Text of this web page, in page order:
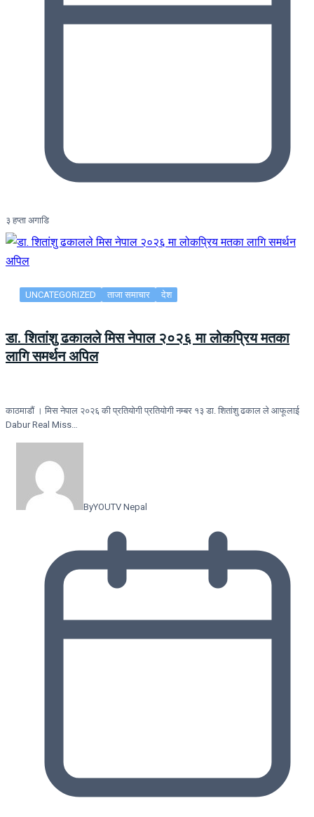
३ हप्ता अगाडि
UNCATEGORIZED ताजा समाचार देश
डा. शितांशु ढकालले मिस नेपाल २०२६ मा लोकप्रिय मतका
लागि समर्थन अपिल
काठमाडौं । मिस नेपाल २०२६ की प्रतियोगी प्रतियोगी नम्बर १३ डा. शितांशु ढकाल ले आफूलाई
Dabur Real Miss…
ByYOUTV Nepal